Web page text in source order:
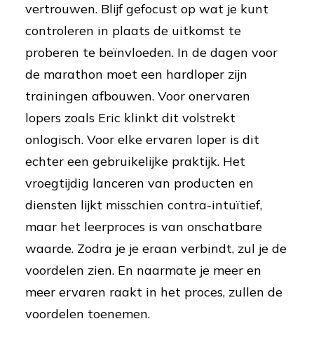
vertrouwen. Blijf gefocust op wat je kunt
controleren in plaats de uitkomst te
proberen te beïnvloeden. In de dagen voor
de marathon moet een hardloper zijn
trainingen afbouwen. Voor onervaren
lopers zoals Eric klinkt dit volstrekt
onlogisch. Voor elke ervaren loper is dit
echter een gebruikelijke praktijk. Het
vroegtijdig lanceren van producten en
diensten lijkt misschien contra-intuïtief,
maar het leerproces is van onschatbare
waarde. Zodra je je eraan verbindt, zul je de
voordelen zien. En naarmate je meer en
meer ervaren raakt in het proces, zullen de
voordelen toenemen.